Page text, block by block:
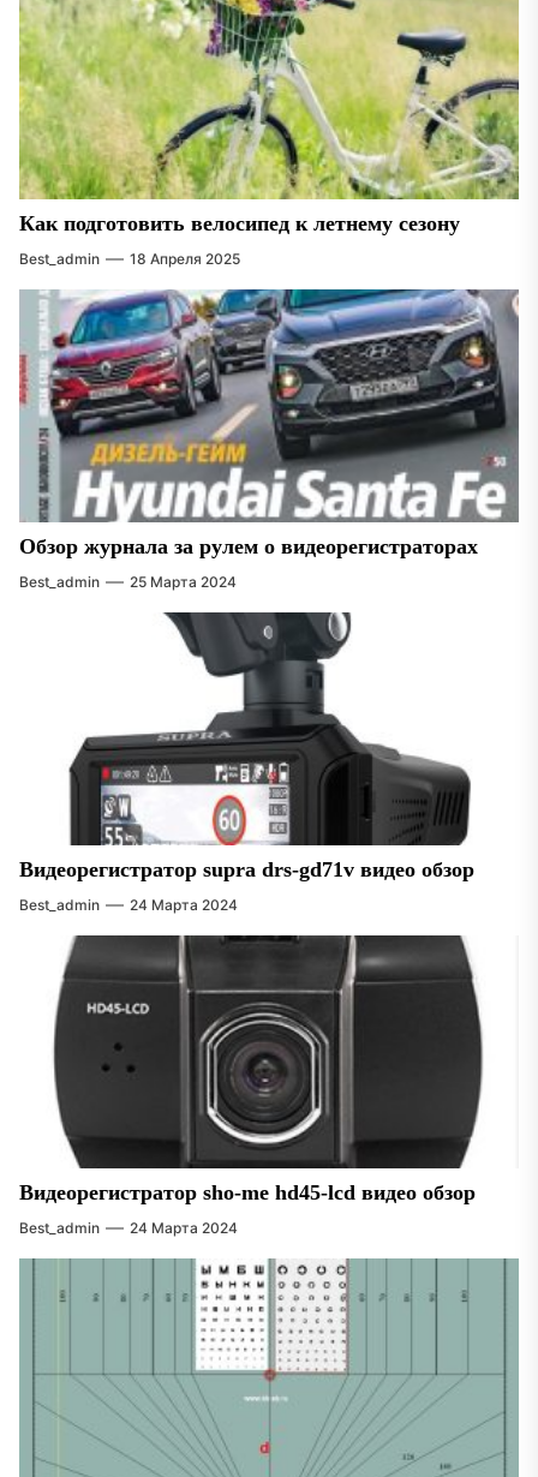
Как подготовить велосипед к летнему сезону
Best_admin 18 Апреля 2025
Обзор журнала за рулем о видеорегистраторах
Best_admin 25 Марта 2024
Видеорегистратор supra drs-gd71v видео обзор
Best_admin 24 Марта 2024
Видеорегистратор sho-me hd45-lcd видео обзор
Best_admin 24 Марта 2024